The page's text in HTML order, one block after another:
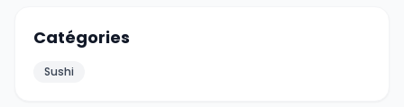
Catégories
Sushi